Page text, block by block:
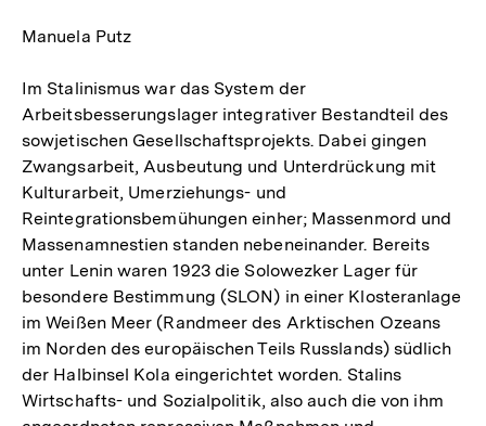
Manuela Putz
Im Stalinismus war das System der
Arbeitsbesserungslager integrativer Bestandteil des
sowjetischen Gesellschaftsprojekts. Dabei gingen
Zwangsarbeit, Ausbeutung und Unterdrückung mit
Kulturarbeit, Umerziehungs- und
Reintegrationsbemühungen einher; Massenmord und
Massenamnestien standen nebeneinander. Bereits
unter Lenin waren 1923 die Solowezker Lager für
besondere Bestimmung (SLON) in einer Klosteranlage
im Weißen Meer (Randmeer des Arktischen Ozeans
im Norden des europäischen Teils Russlands) südlich
der Halbinsel Kola eingerichtet worden. Stalins
Wirtschafts- und Sozialpolitik, also auch die von ihm